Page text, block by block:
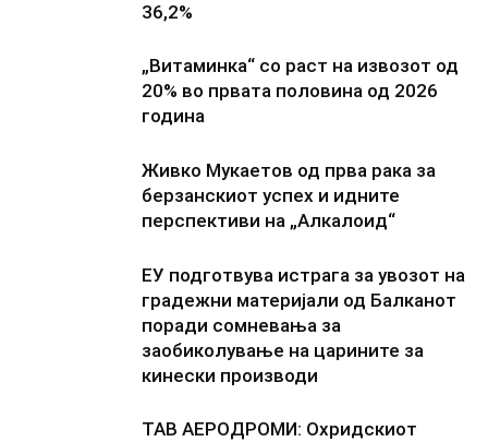
36,2%
„Витаминка“ со раст на извозот од
20% во првата половина од 2026
година
Живко Мукаетов од прва рака за
берзанскиот успех и идните
перспективи на „Алкалоид“
ЕУ подготвува истрага за увозот на
градежни материјали од Балканот
поради сомневања за
заобиколување на царините за
кинески производи
ТАВ АЕРОДРОМИ: Охридскиот